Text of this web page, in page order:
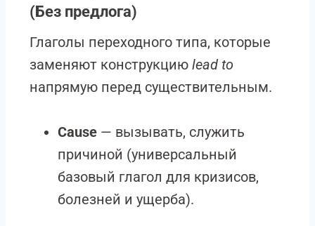
(Без предлога)
Глаголы переходного типа, которые
заменяют конструкцию lead to
напрямую перед существительным.
Cause — вызывать, служить
причиной (универсальный
базовый глагол для кризисов,
болезней и ущерба).